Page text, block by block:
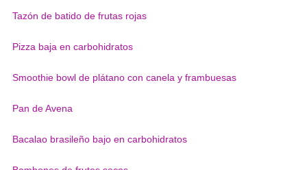
Tazón de batido de frutas rojas
Pizza baja en carbohidratos
Smoothie bowl de plátano con canela y frambuesas
Pan de Avena
Bacalao brasileño bajo en carbohidratos